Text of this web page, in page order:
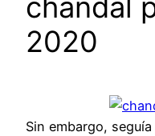
chandal
2020
Sin embargo,